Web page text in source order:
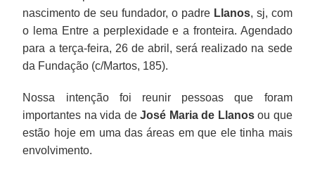
nascimento de seu fundador, o padre Llanos, sj, com
o lema Entre a perplexidade e a fronteira. Agendado
para a terça-feira, 26 de abril, será realizado na sede
da Fundação (c/Martos, 185).
Nossa intenção foi reunir pessoas que foram
importantes na vida deJosé Maria de Llanosou que
estão hoje em uma das áreas em que ele tinha mais
envolvimento.